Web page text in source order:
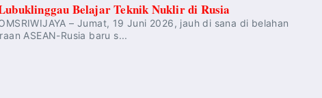
Belajar Teknik Nuklir di Rusia
– Jumat, 19 Juni 2026, jauh di sana di belahan
ASEAN-Rusia baru s...